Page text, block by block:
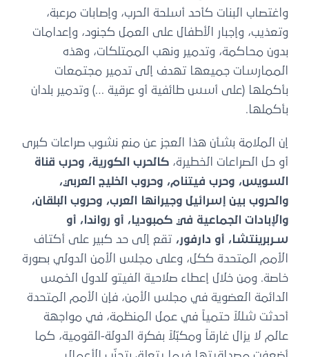
واغتصاب البنات كأحد أسلحة الحرب، وإصابات مرعبة،
وتعذيب، وإجبار الأطفال على العمل كجنود، وإعدامات
بدون محاكمة، وتدمير ونهب الممتلكات، وهذه
الممارسات جميعها تهدف إلى تدمير مجتمعات
بأكملها (على أسس طائفية أو عرقية …) وتدمير بلدان
بأكملها.
إن الملامة بشأن هذا العجز عن منع نشوب صراعات كبرى
أو حل الصراعات الخطيرة، كالحرب الكورية، وحرب قناة
السويس، وحرب فيتنام، وحروب الخليج العربي،
والحروب بين إسرائيل وجيرانها العرب، وحروب البلقان،
والإبادات الجماعية في كمبوديا، أو رواندا، أو
سـربرينتشا، أو دارفور، تقع إلى حد كبير على أكتاف
الأمم المتحدة ككل، وعلى مجلس الأمن الدولي بصورة
خاصة. ومن خلال إعطاء صلاحية الفيتو للدول الخمس
الدائمة العضوية في مجلس الأمن، فإن الأمم المتحدة
أحدثت شللاً حتمياً في عمل المنظمة، في مواجهة
عالم لا يزال غارقاً ومكبّلاً بفكرة الدولة-القومية، كما